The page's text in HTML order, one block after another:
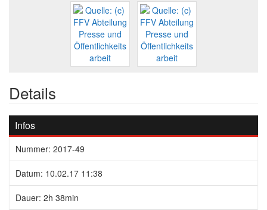
Details
Infos
Nummer: 2017-49
Datum: 10.02.17 11:38
Dauer: 2h 38min